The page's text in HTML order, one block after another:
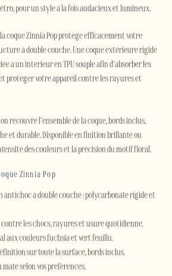
pour un style à la fois audacieux et lumineux.
coque Zinnia Pop protège efficacement votre
à double couche. Une coque extérieure rigide
à un intérieur en TPU souple afin d’absorber les
protéger votre appareil contre les rayures et
recouvre l’ensemble de la coque, bords inclus,
et durable. Disponible en finition brillante ou
des couleurs et la précision du motif floral.
Zinnia Pop
antichoc à double couche : polycarbonate rigide et
les chocs, rayures et usure quotidienne.
aux couleurs fuchsia et vert feuillu.
sur toute la surface, bords inclus.
selon vos préférences.